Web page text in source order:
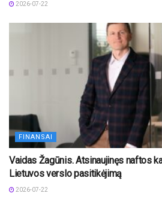
2026-07-22
FINANSAI
Vaidas Žagūnis. Atsinaujinęs naftos
Lietuvos verslo pasitikėjimą
2026-07-22